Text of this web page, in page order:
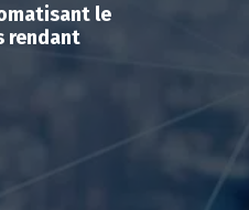
le
rendant